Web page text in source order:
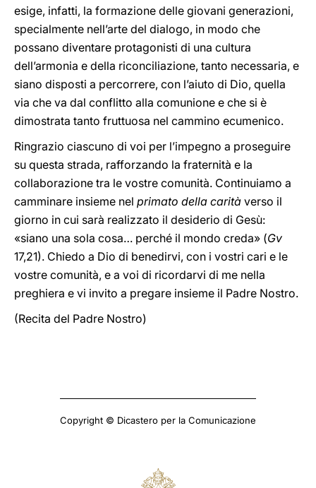
esige, infatti, la formazione delle giovani generazioni,
specialmente nell’arte del dialogo, in modo che
possano diventare protagonisti di una cultura
dell’armonia e della riconciliazione, tanto necessaria, e
siano disposti a percorrere, con l’aiuto di Dio, quella
via che va dal conflitto alla comunione e che si è
dimostrata tanto fruttuosa nel cammino ecumenico.
Ringrazio ciascuno di voi per l’impegno a proseguire
su questa strada, rafforzando la fraternità e la
collaborazione tra le vostre comunità. Continuiamo a
camminare insieme nel primato della carità verso il
giorno in cui sarà realizzato il desiderio di Gesù:
«siano una sola cosa… perché il mondo creda» (Gv
17,21). Chiedo a Dio di benedirvi, con i vostri cari e le
vostre comunità, e a voi di ricordarvi di me nella
preghiera e vi invito a pregare insieme il Padre Nostro.
(Recita del Padre Nostro)
Copyright © Dicastero per la Comunicazione